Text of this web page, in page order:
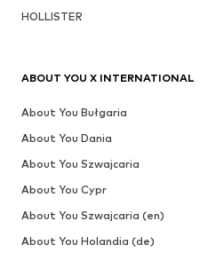
HOLLISTER
ABOUT YOU X INTERNATIONAL
About You Bułgaria
About You Dania
About You Szwajcaria
About You Cypr
About You Szwajcaria (en)
About You Holandia (de)